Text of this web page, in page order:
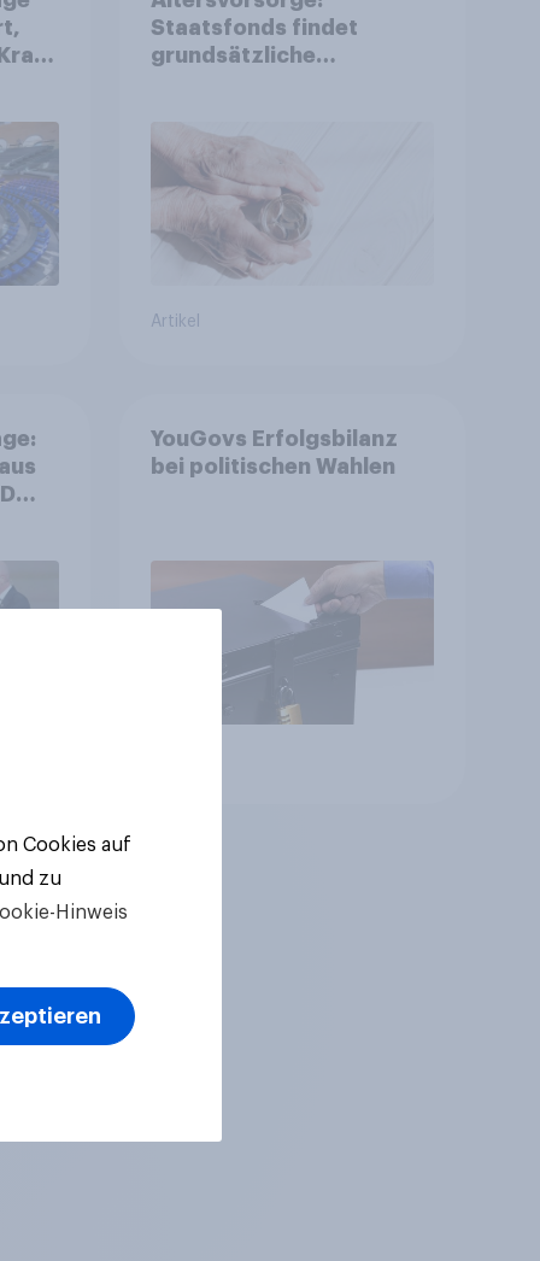
Staatsfonds findet
grundsätzliche
entscheiden über die
Akzeptanz
Artikel
YouGovs Erfolgsbilanz
bei politischen Wahlen
Cookies auf
zu
Hinweis